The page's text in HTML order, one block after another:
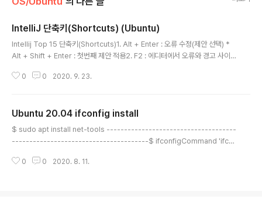
IntelliJ 단축키(Shortcuts) (Ubuntu)
Intellij Top 15 단축키(Shortcuts)1. Alt + Enter : 오류 수정(제안 선택) *
Alt + Shift + Enter : 첫번째 제안 적용2. F2 : 에디터에서 오류와 경고 사이
커스5. Ctrl + E : 최근 실행했던 파일 확인(Recent Files)6. Ctrl + B : 선언
0 0 2020. 9. 23.
Ubuntu 20.04 ifconfig install
$ sudo apt install net-tools -------------------------------------
---------------------------------------$ ifconfigCommand 'ifco
----------------------------------------------------------------
0 0 2020. 8. 11.